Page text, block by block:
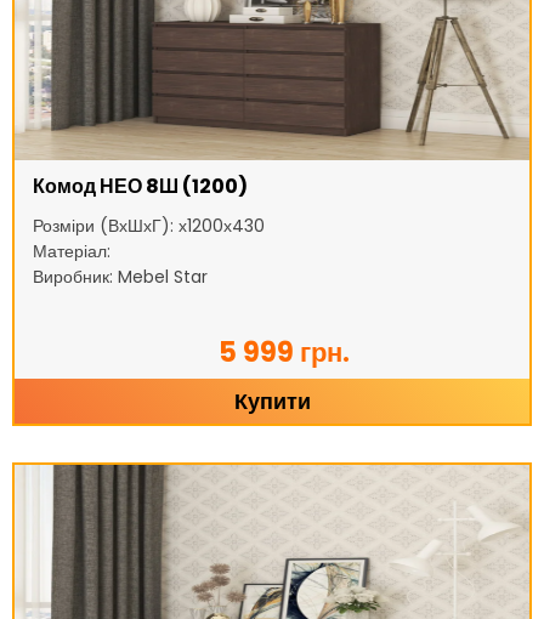
Комод НЕО 8Ш (1200)
Розміри (ВхШхГ): х1200х430
Матеріал:
Виробник: Mebel Star
5 999 грн.
Купити